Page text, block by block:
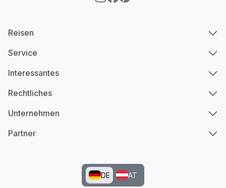
Reisen
Service
Interessantes
Rechtliches
Unternehmen
Partner
DE AT